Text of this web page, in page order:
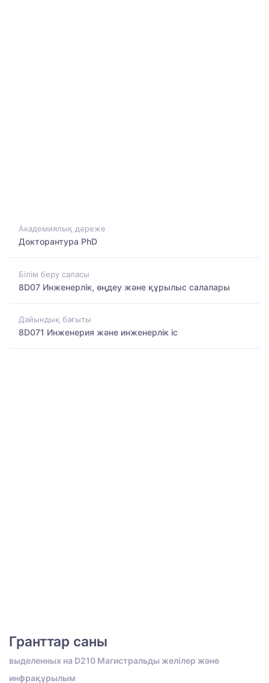
Академиялық дәреже
Докторантура PhD
Білім беру саласы
8D07 Инженерлік, өңдеу және құрылыс салалары
Дайындық бағыты
8D071 Инженерия және инженерлік іс
Гранттар саны
выделенных на D210 Магистральды желілер және
инфрақұрылым